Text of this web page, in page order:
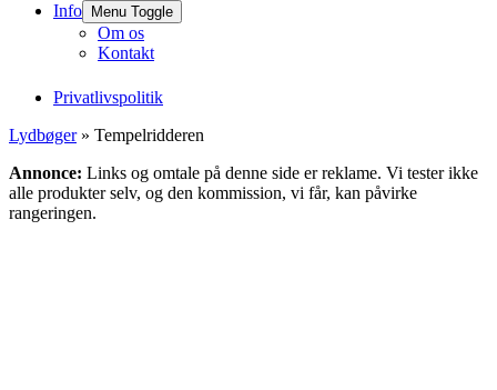
Info
Menu Toggle
Om os
Kontakt
Privatlivspolitik
Lydbøger» Tempelridderen
Annonce: Links og omtale på denne side er reklame. Vi tester ikke
alle produkter selv, og den kommission, vi får, kan påvirke
rangeringen.